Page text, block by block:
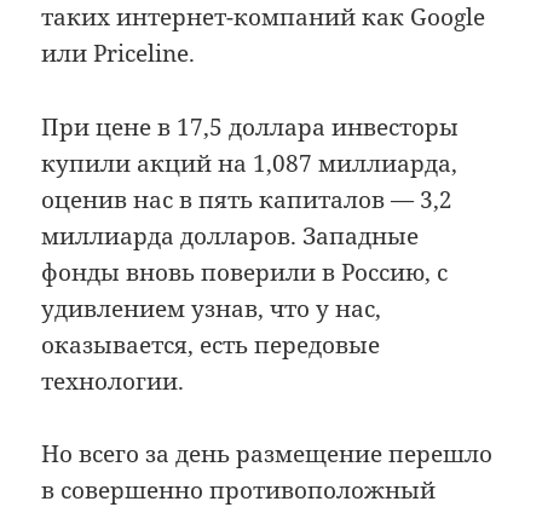
таких интернет-компаний как Google
или Priceline.
При цене в 17,5 доллара инвесторы
купили акций на 1,087 миллиарда,
оценив нас в пять капиталов — 3,2
миллиарда долларов. Западные
фонды вновь поверили в Россию, с
удивлением узнав, что у нас,
оказывается, есть передовые
технологии.
Но всего за день размещение перешло
в совершенно противоположный